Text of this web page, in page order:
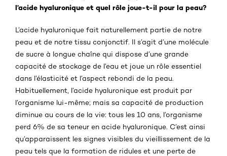
l’acide hyaluronique et quel rôle joue-t-il pour la peau?
L’acide hyaluronique fait naturellement partie de notre
peau et de notre tissu conjonctif. Il s’agit d’une molécule
de sucre à longue chaîne qui dispose d’une grande
capacité de stockage de l’eau et joue un rôle essentiel
dans l’élasticité et l’aspect rebondi de la peau.
Habituellement, l’acide hyaluronique est produit par
l’organisme lui-même; mais sa capacité de production
diminue au cours de la vie: tous les 10 ans, l’organisme
perd 6% de sa teneur en acide hyaluronique. C’est ainsi
qu’apparaissent les signes visibles du vieillissement de la
peau tels que la formation de ridules et une perte de